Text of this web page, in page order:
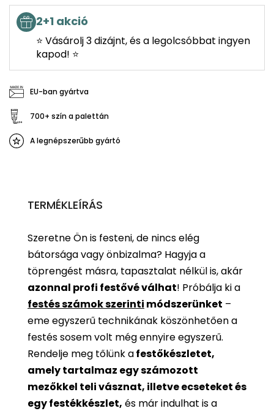
2+1 akció
⭐ Vásárolj 3 dizájnt, és a legolcsóbbat ingyen
kapod! ⭐
EU-ban gyártva
700+ szín a palettán
A legnépszerűbb gyártó
TERMÉKLEÍRÁS
Szeretne Ön is festeni, de nincs elég
bátorsága vagy önbizalma? Hagyja a
töprengést másra, tapasztalat nélkül is, akár
azonnal profi festővé válhat! Próbálja ki a
festés számok szerinti módszerünket –
eme egyszerű technikának köszönhetően a
festés sosem volt még ennyire egyszerű.
Rendelje meg tőlünk afestőkészletet,
amely tartalmaz egy számozott
mezőkkel teli vásznat, illetve ecseteket és
egy festékkészlet, és már indulhat is a